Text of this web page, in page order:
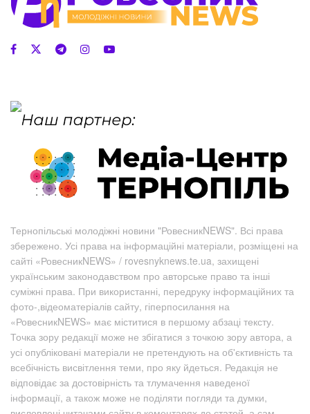
Тернопільські молодіжні новини "РовесникNEWS". Всі права
збережено. Усі права на інформаційні матеріали, розміщені на
сайті «РовесникNEWS» / rovesnyknews.te.ua, захищені
українським законодавством про авторське право та інші
суміжні права. При використанні, передруку інформаційних та
фото-,відеоматеріалів сайту, гіперпосилання на
«РовесникNEWS» має міститися в першому абзаці тексту.
Точка зору редакції може не збігатися з точкою зору автора, а
усі опубліковані матеріали не претендують на об'єктивність та
всебічність висвітлення теми, про яку йдеться. Редакція не
відповідає за достовірність та тлумачення наведеної
інформації, а також може не поділяти погляди та думки,